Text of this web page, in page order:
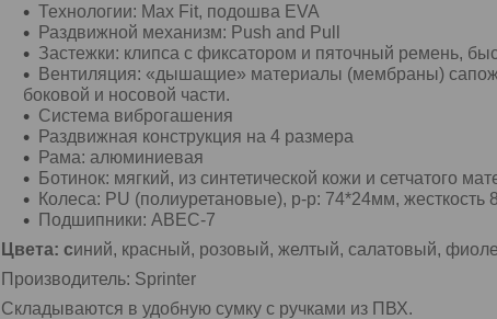
Технологии: Max Fit, подошва EVA
Раздвижной механизм: Push and Pull
Застежки: клипса с фиксатором и пяточный ремень,
Вентиляция: «дышащие» материалы (мембраны)
боковой и носовой части.
Система виброгашения
Раздвижная конструкция на 4 размера
Рама: алюминиевая
Ботинок: мягкий, из синтетической кожи и сетчатого
Колеса: PU (полиуретановые), p-p: 74*24мм, жесткость
Подшипники: ABEC-7
Цвета: синий, красный, розовый, желтый, салатовый,
Производитель: Sprinter
Складываются в удобную сумку с ручками из ПВХ.